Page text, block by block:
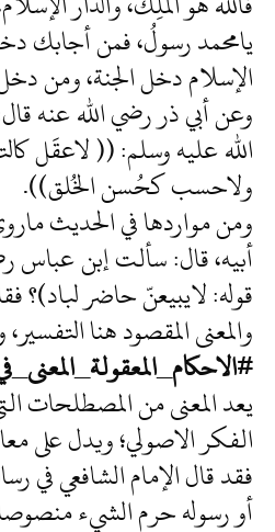
يامحمد رسولُ، فمن أجابك
الإسلام دخل الجنة، ومن
وعن أبي ذر رضي الله عنه
الله عليه وسلم: (( لاعقَل
ولاحسب كحُسن الخُلق)).
ومن مواردها في الحديث
أبيه، قال: سألت إبن عباس
قوله: لايبيعنّ حاضر لباد)؟
والمعنى المقصود هنا
يعد المعنى من المصطلحات
الفكر الاصولي؛ ويدل على
فقد قال الإمام الشافعي في
أو رسوله حرم الشيء منصوصا